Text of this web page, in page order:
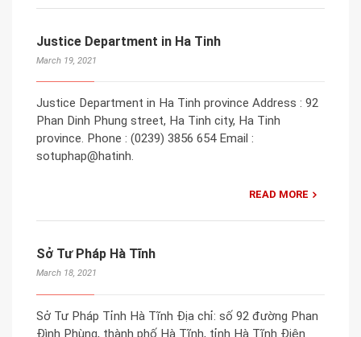
Justice Department in Ha Tinh
March 19, 2021
Justice Department in Ha Tinh province Address : 92
Phan Dinh Phung street, Ha Tinh city, Ha Tinh
province. Phone : (0239) 3856 654 Email :
sotuphap@hatinh.
READ MORE
Sở Tư Pháp Hà Tĩnh
March 18, 2021
Sở Tư Pháp Tỉnh Hà Tĩnh Địa chỉ: số 92 đường Phan
Đình Phùng, thành phố Hà Tĩnh, tỉnh Hà Tĩnh Điện